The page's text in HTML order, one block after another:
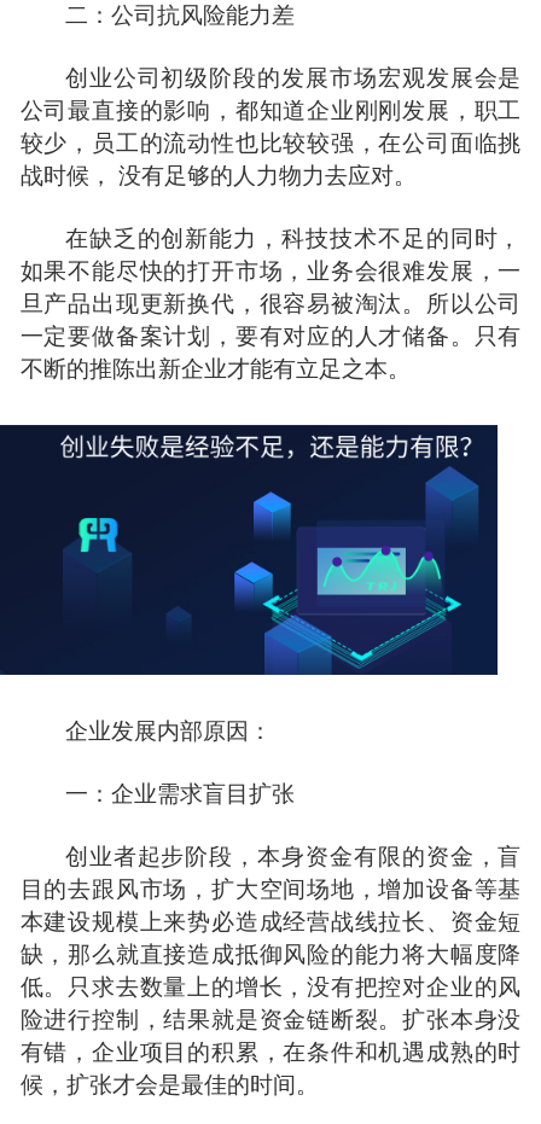
二：公司抗风险能力差
创业公司初级阶段的发展市场宏观发展会是
公司最直接的影响，都知道企业刚刚发展，职工
较少，员工的流动性也比较较强，在公司面临挑
战时候， 没有足够的人力物力去应对。
在缺乏的创新能力，科技技术不足的同时，
如果不能尽快的打开市场，业务会很难发展，一
旦产品出现更新换代，很容易被淘汰。所以公司
一定要做备案计划，要有对应的人才储备。只有
不断的推陈出新企业才能有立足之本。
企业发展内部原因：
一：企业需求盲目扩张
创业者起步阶段，本身资金有限的资金，盲
目的去跟风市场，扩大空间场地，增加设备等基
本建设规模上来势必造成经营战线拉长、资金短
缺，那么就直接造成抵御风险的能力将大幅度降
低。只求去数量上的增长，没有把控对企业的风
险进行控制，结果就是资金链断裂。扩张本身没
有错，企业项目 的积累，在条件和机遇成熟的时
候，扩张才会是最佳的时间。